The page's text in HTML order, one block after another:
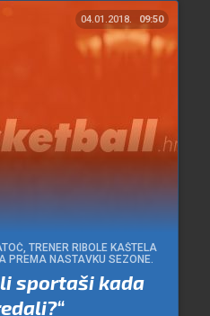
04.01.2018. 09:50
TRENER RIBOLE KAŠTELA
PREMA NASTAVKU SEZONE.
sportaši kada